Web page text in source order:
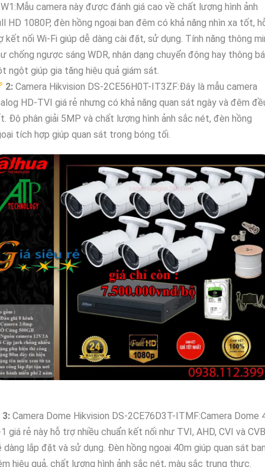
camera này được đánh giá cao về chất lượng hình ảnh
HD 1080P, đèn hồng ngoại ban đêm có khả năng nhìn xa tốt,
kết nối Wi-Fi giúp dễ dàng cài đặt, sử dụng. Tính năng thông
chống ngược sáng WDR, nhận dạng chuyển động hay thông
ngột giúp gia tăng hiệu quả giám sát.
2: Camera Hikvision DS-2CE56H0T-IT3ZF:Đây là mẫu camera
HD-TVI giá rẻ nhưng có khả năng quan sát ngày và đêm
Độ phân giải 5MP và chất lượng hình ảnh sắc nét, đèn hồng
tích hợp giúp quan sát trong bóng tối.
3: Camera Dome Hikvision DS-2CE76D3T-ITMF:Camera Dome
giá rẻ này hỗ trợ nhiều chuẩn kết nối như TVI, AHD, CVI và
dàng lắp đặt và sử dụng. Đèn hồng ngoại 40m giúp quan sát
hiệu quả, chất lượng hình ảnh sắc nét, màu sắc trung thực.